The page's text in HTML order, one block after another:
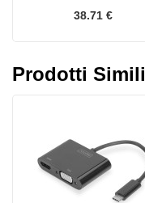
38.71 €
Prodotti Simili